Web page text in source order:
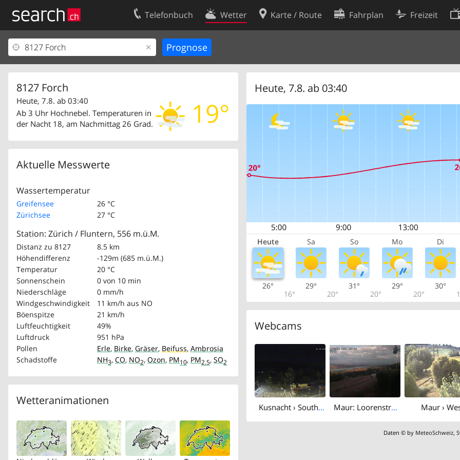
Telefonbuch Wetter Karte / Route Fahrplan Freizeit
8127 Forch
19°
Heute, 7.8. ab 03:40
Ab 3 Uhr Hochnebel. Temperaturen in
der Nacht 18, am Nachmittag 26 Grad.
Aktuelle Messwerte
Wassertemperatur
Greifensee
26 °C
Zürichsee
27 °C
Station: Zürich / Fluntern, 556 m.ü.M.
Distanz zu 8127
8.5 km
Höhendifferenz
-129m (685 m.ü.M.)
Temperatur
20 °C
Sonnenschein
0 von 10 min
Niederschläge
0 mm/h
Windgeschwindigkeit
11 km/h aus NO
Böenspitze
21 km/h
Luftfeuchtigkeit
49%
Luftdruck
951 hPa
Pollen
Erle, Birke, Gräser, Beifuss, Ambrosia
Schadstoffe
NH3, CO, NO2, Ozon, PM10, PM2.5, SO2
Wetteranimationen
Heute, 7.8. ab 03:40
Heute Sa So Mo Di
26°
16°
29°
20°
31°
20°
29°
20°
30°
Webcams
Kusnacht › South-east: Forch Maur: Loorenstrasse 3 Maur ›
Daten © by MeteoSchweiz,
Ihr Eintrag
Kundencenter Geschäftskunden
Kontakt
Nutzungsbedingungen
Cookie-Einstellungen